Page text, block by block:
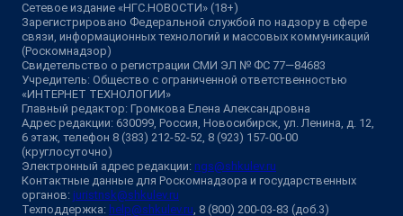
Сетевое издание «НГС.НОВОСТИ» (18+)
Зарегистрировано Федеральной службой по надзору в сфере
связи, информационных технологий и массовых коммуникаций
(Роскомнадзор)
Свидетельство о регистрации СМИ ЭЛ № ФС 77—84683
Учредитель: Общество с ограниченной ответственностью
«ИНТЕРНЕТ ТЕХНОЛОГИИ»
Главный редактор: Громкова Елена Александровна
Адрес редакции: 630099, Россия, Новосибирск, ул. Ленина, д. 12,
6 этаж, телефон 8 (383) 212-52-52, 8 (923) 157-00-00
(круглосуточно)
Электронный адрес редакции: ngs@shkulev.ru
Контактные данные для Роскомнадзора и государственных
органов: juristnsk@shkulev.ru
Техподдержка: help@shkulev.ru, 8 (800) 200-03-83 (доб.3)